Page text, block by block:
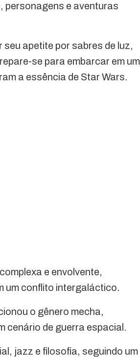
personagens e aventuras
apetite por sabres de luz,
se para embarcar em
a essência de Star Wars.
e envolvente,
um conflito intergaláctico.
o gênero mecha,
cenário de guerra espacial.
jazz e filosofia, seguindo um